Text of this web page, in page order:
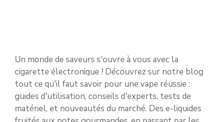
Un monde de saveurs s'ouvre à vous avec la
cigarette électronique ! Découvrez sur notre blog
tout ce qu'il faut savoir pour une vape réussie :
guides d'utilisation, conseils d'experts, tests de
matériel, et nouveautés du marché. Des e-liquides